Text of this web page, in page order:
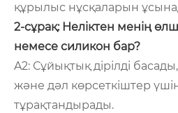
құрылыс нұсқаларын
2-сұрақ: Неліктен менің
немесе силикон бар?
A2: Сұйықтық дірілді
және дәл көрсеткіштер
тұрақтандырады.